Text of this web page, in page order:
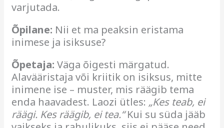
varjutada.
Õpilane: Nii et ma peaksin eristama
inimese ja isiksuse?
Õpetaja: Väga õigesti märgatud.
Alavääristaja või kriitik on isiksus, mitte
inimene ise – muster, mis räägib tema
enda haavadest. Laozi ütles: „Kes teab, ei
räägi. Kes räägib, ei tea.“Kui su süda jääb